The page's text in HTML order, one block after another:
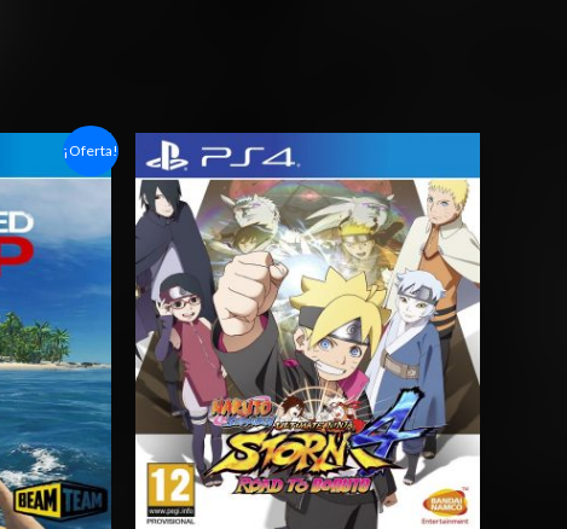
¡Oferta!
Rango
de
precios:
desde
$24.03
hasta
$35.03